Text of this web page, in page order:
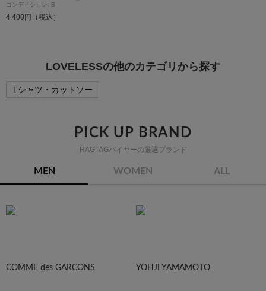
コンディション: B
4,400円（税込）
LOVELESSの他のカテゴリから探す
Tシャツ・カットソー
PICK UP BRAND
RAGTAGバイヤーの厳選ブランド
MEN WOMEN ALL
COMME des GARCONS YOHJI YAMAMOTO